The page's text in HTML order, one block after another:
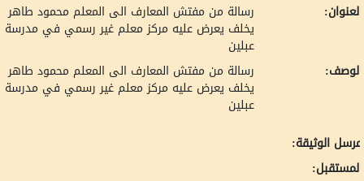
رسالة من مفتش المعارف الى المعلم محمود طاهر
يخلف يعرض عليه مركز معلم غير رسمي في مدرسة
عبلين
رسالة من مفتش المعارف الى المعلم محمود طاهر
يخلف يعرض عليه مركز معلم غير رسمي في مدرسة
عبلين
الوثيقة: